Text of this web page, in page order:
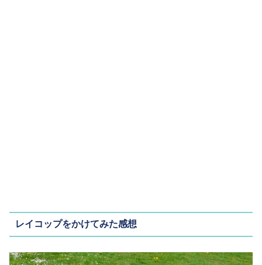
レイコップをかけてみた感想